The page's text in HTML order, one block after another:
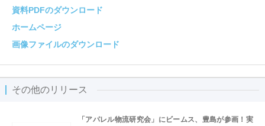
資料PDFのダウンロード
ホームページ
画像ファイルのダウンロード
その他のリリース
「アパレル物流研究会」にビームス、豊島が参画！実